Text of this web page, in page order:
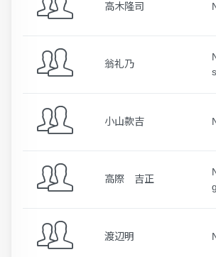
高木隆司
翁礼乃
小山款吉
高際 吉正
渡辺明